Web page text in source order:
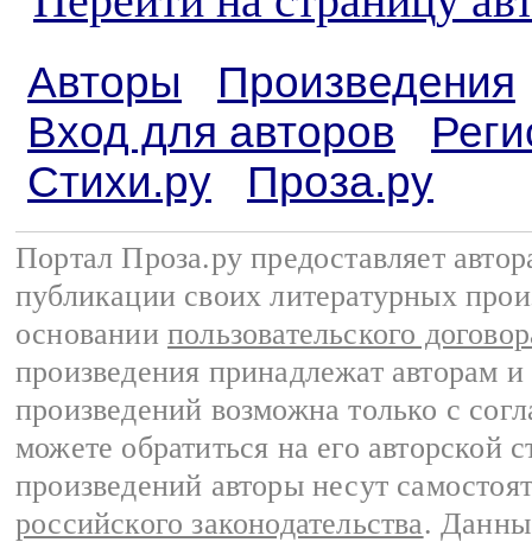
Авторы
Произведения
Вход для авторов
Стихи.ру
Проза.ру
Портал Проза.ру предоставляет
публикации своих литературных
основании пользовательского
произведения принадлежат авторам
произведений возможна только с
можете обратиться на его авторской
произведений авторы несут
российского законодательства.